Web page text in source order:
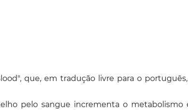
que, em tradução livre para o
pelo sangue incrementa o